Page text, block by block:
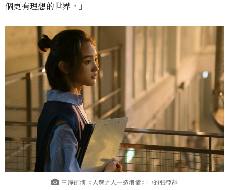
個更有理想的世界。」
王淨飾演《人選之人—造浪者》中的張亞靜